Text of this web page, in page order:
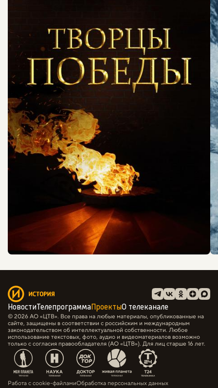
НовостиТелепрограммаПроектыО телеканале
© 2026 АО «ЦТВ». Все права на любые материалы, опубликованные на
сайте, защищены в соответствии с российским и международным
законодательством об интеллектуальной собственности. Любое
использование текстовых, фото, аудио и видеоматериалов возможно
только с согласия правообладателя (АО «ЦТВ»). Для лиц старше 16 лет.
Работа с cookie-файламиОбработка персональных данных